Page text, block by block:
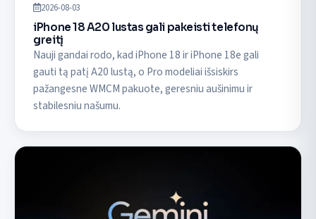
2026-08-03
iPhone 18 A20 lustas gali pakeisti telefonų
greitį
Nauji gandai rodo, kad iPhone 18 ir iPhone 18e gali
gauti tą patį A20 lustą, o Pro modeliai išsiskirs
pažangesne WMCM pakuote, geresniu aušinimu ir
stabilesniu našumu.